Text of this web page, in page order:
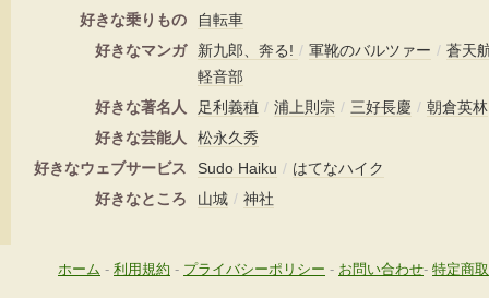
好きな乗りもの
自転車
好きなマンガ
新九郎、奔る! / 軍靴のバルツァー / 蒼天
軽音部
好きな著名人
足利義稙 / 浦上則宗 / 三好長慶 / 朝倉英林
好きな芸能人
松永久秀
好きなウェブサービス
Sudo Haiku / はてなハイク
好きなところ
山城 / 神社
ホーム - 利用規約 - プライバシーポリシー - お問い合わせ- 特定商